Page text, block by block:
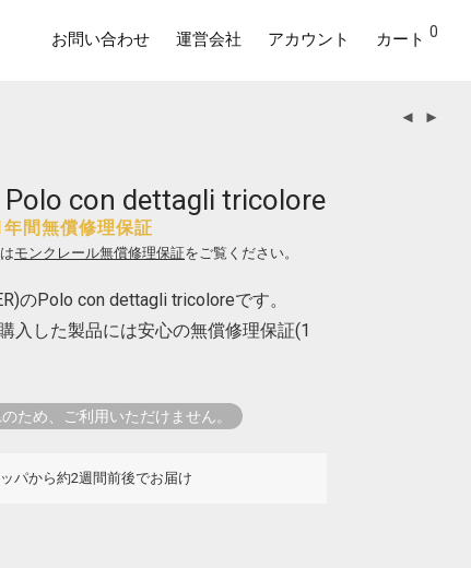
お問い合わせ 運営会社 アカウント カート 0
con dettagli tricolore
間無償修理保証
モンクレール無償修理保証をご覧ください。
のPolo con dettagli tricoloreです。
入した製品には安心の無償修理保証(1
ため、ご利用いただけません。
パから約2週間前後でお届け